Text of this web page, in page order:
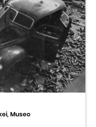
Museo